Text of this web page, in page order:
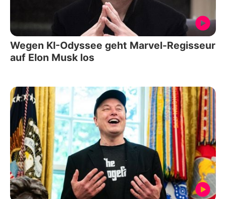
Wegen KI-Odyssee geht Marvel-Regisseur
auf Elon Musk los